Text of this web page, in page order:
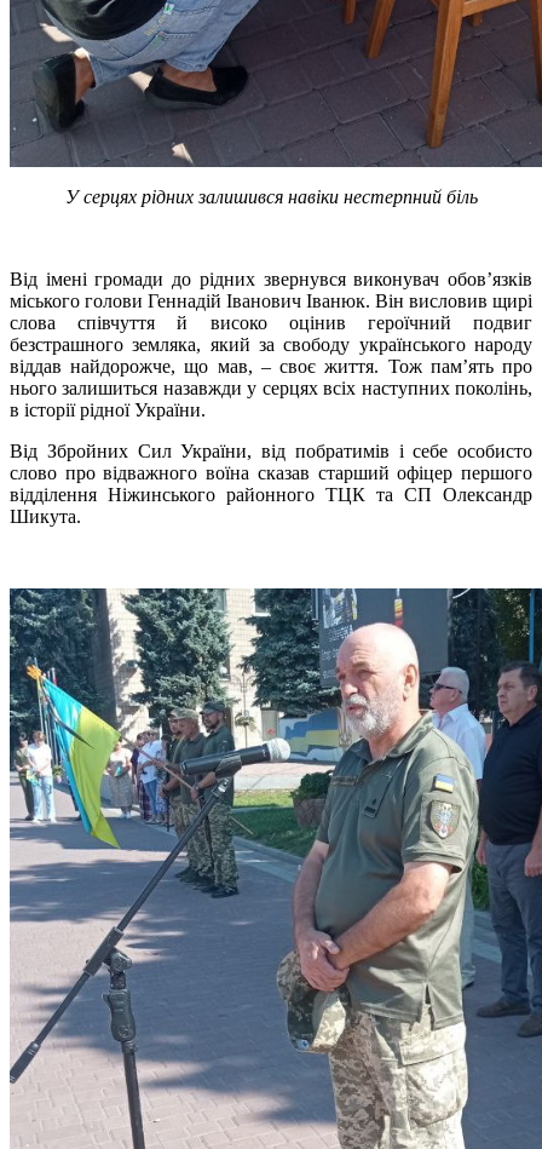
У серцях рідних залишився навіки нестерпний біль
Від імені громади до рідних звернувся виконувач обов’язків
міського голови Геннадій Іванович Іванюк. Він висловив щирі
слова співчуття й високо оцінив героїчний подвиг
безстрашного земляка, який за свободу українського народу
віддав найдорожче, що мав, – своє життя. Тож пам’ять про
нього залишиться назавжди у серцях всіх наступних поколінь,
в історії рідної України.
Від Збройних Сил України, від побратимів і себе особисто
слово про відважного воїна сказав старший офіцер першого
відділення Ніжинського районного ТЦК та СП Олександр
Шикута.